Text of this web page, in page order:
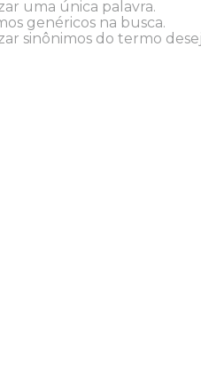
uma única palavra.
genéricos na busca.
sinônimos do termo